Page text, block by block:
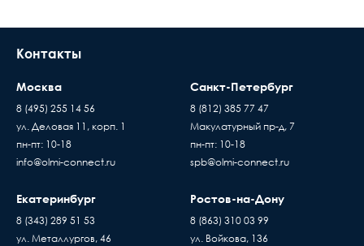
Контакты
Москва
8 (495) 255 14 56
ул. Деловая 11, корп. 1
пн-пт: 10-18
info@olmi-connect.ru
Санкт-Петербург
8 (812) 385 77 47
Макулатурный пр-д, 7
пн-пт: 10-18
spb@olmi-connect.ru
Екатеринбург
8 (343) 289 51 53
ул. Металлургов, 46
Ростов-на-Дону
8 (863) 310 03 99
ул. Войкова, 136